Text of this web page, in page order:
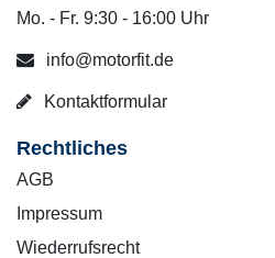
Mo. - Fr. 9:30 - 16:00 Uhr
info@motorfit.de
Kontaktformular
Rechtliches
AGB
Impressum
Wiederrufsrecht